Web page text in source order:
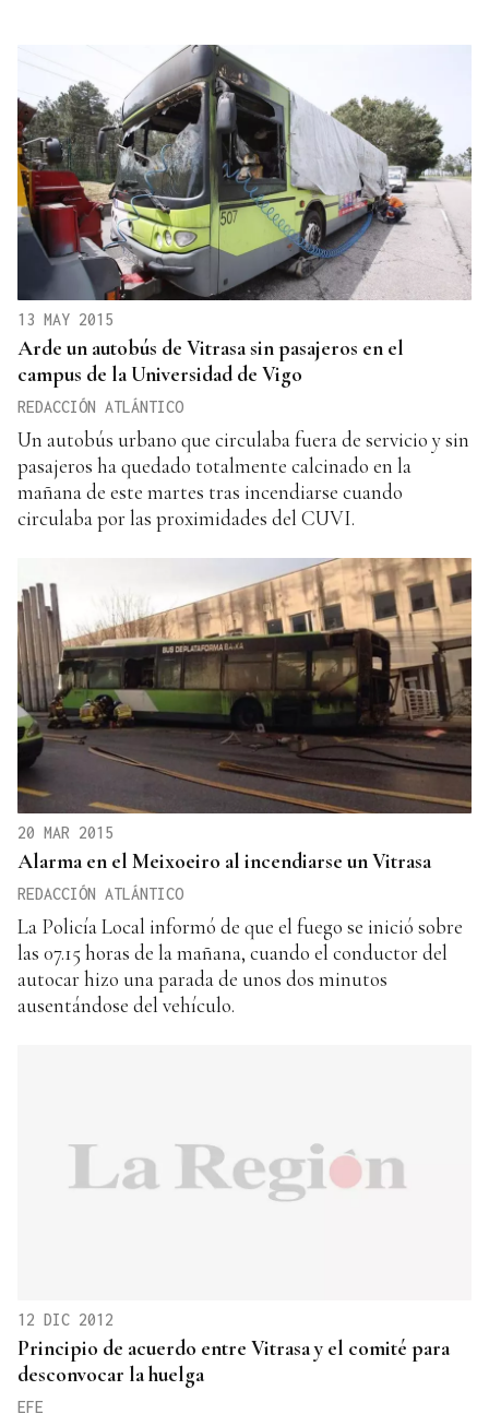
13 MAY 2015
Arde un autobús de Vitrasa sin pasajeros en el
campus de la Universidad de Vigo
REDACCIÓN ATLÁNTICO
Un autobús urbano que circulaba fuera de servicio y sin
pasajeros ha quedado totalmente calcinado en la
mañana de este martes tras incendiarse cuando
circulaba por las proximidades del CUVI.
20 MAR 2015
Alarma en el Meixoeiro al incendiarse un Vitrasa
REDACCIÓN ATLÁNTICO
La Policía Local informó de que el fuego se inició sobre
las 07.15 horas de la mañana, cuando el conductor del
autocar hizo una parada de unos dos minutos
ausentándose del vehículo.
12 DIC 2012
Principio de acuerdo entre Vitrasa y el comité para
desconvocar la huelga
EFE